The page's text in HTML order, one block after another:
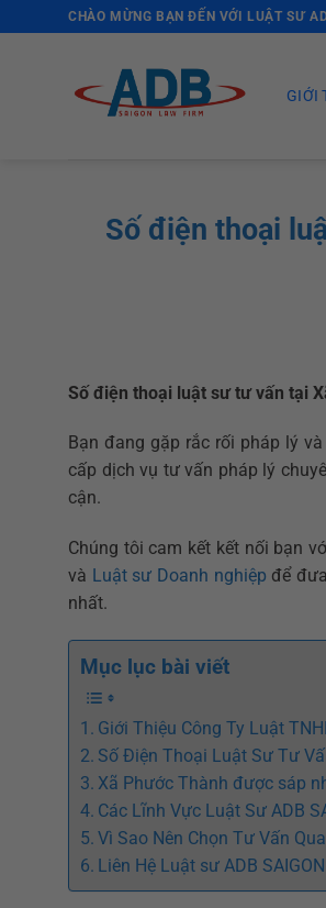
CHÀO MỪNG BẠN ĐẾN VỚI LUẬT SƯ
GIỚI
Số điện thoại
Số điện thoại luật sư tư vấn tại
Bạn đang gặp rắc rối pháp lý
cấp dịch vụ tư vấn pháp lý
cận.
Chúng tôi cam kết kết nối bạn
và Luật sư Doanh nghiệp để
nhất.
Mục lục bài viết
Giới Thiệu Công Ty Luật
Số Điện Thoại Luật Sư Tư
Xã Phước Thành được sáp
Các Lĩnh Vực Luật Sư ADB
Vì Sao Nên Chọn Tư Vấn
Liên Hệ Luật sư ADB